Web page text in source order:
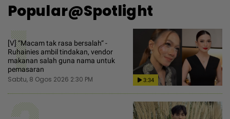
Popular@Spotlight
1
[V] “Macam tak rasa bersalah“ -
Ruhainies ambil tindakan, vendor
makanan salah guna nama untuk
pemasaran
Sabtu, 8 Ogos 2026 2:30 PM 3:34